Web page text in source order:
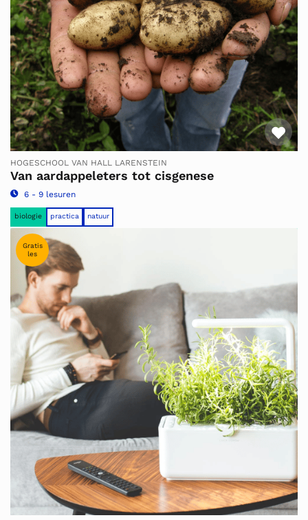
HOGESCHOOL VAN HALL LARENSTEIN
Van aardappeleters tot cisgenese
6 - 9 lesuren
biologie practica natuur
Gratis
les